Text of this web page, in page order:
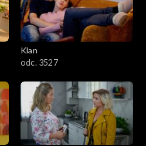
Klan
odc. 3527